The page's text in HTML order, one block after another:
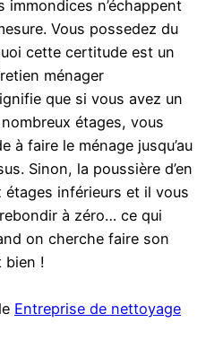
immondices n’échappent
Vous possedez du
cette certitude est un
ménager
que si vous avez un
étages, vous
à faire le ménage jusqu’au
Sinon, la poussière d’en
étages inférieurs et il vous
à zéro… ce qui
on cherche faire son
bien !
Entreprise de nettoyage